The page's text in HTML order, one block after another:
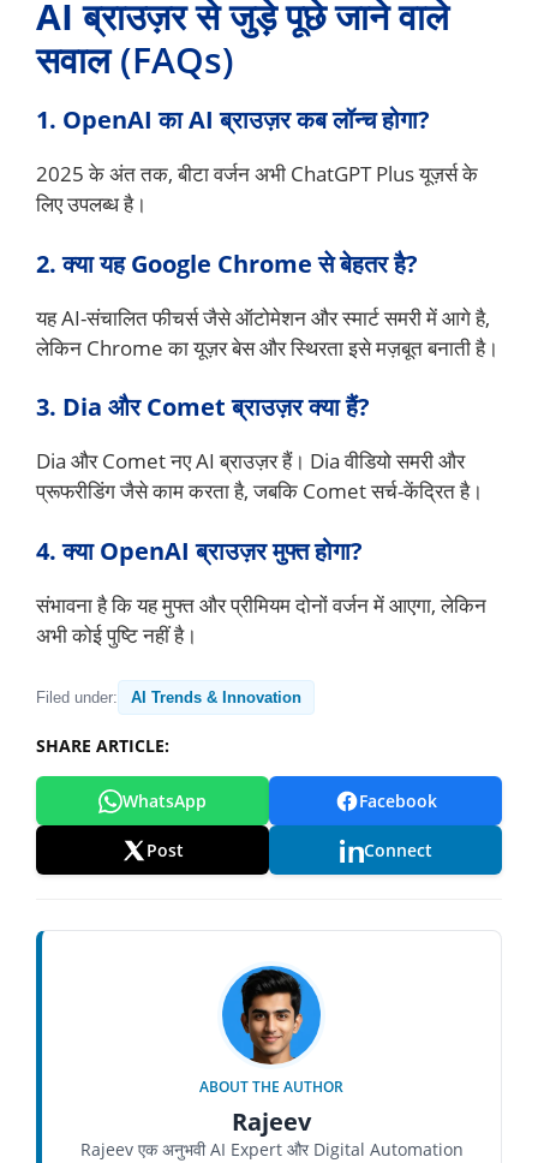
AI ब्राउज़र से जुड़ेपूछे जाने वाले
सवाल (FAQs)
1. OpenAI का AI ब्राउज़र कब लॉन्च होगा?
2025 के अंत तक, बीटा वर्जन अभी ChatGPT Plus यूज़र्स के
लिए उपलब्ध है।
2. क्या यह Google Chrome से बेहतर है?
यह AI-संचालित फीचर्स जैसे ऑटोमेशन और स्मार्ट समरी में आगे है,
लेकिन Chrome का यूज़र बेस और स्थिरता इसे मज़बूत बनाती है।
3. Dia और Comet ब्राउज़र क्या हैं?
Dia और Comet नए AI ब्राउज़र हैं। Dia वीडियो समरी और
प्रूफरीडिंग जैसे काम करता है, जबकि Comet सर्च-केंद्रित है।
4. क्या OpenAI ब्राउज़र मुफ्त होगा?
संभावना है कि यह मुफ्त और प्रीमियम दोनों वर्जन में आएगा, लेकिन
अभी कोई पुष्टि नहीं है।
Filed under: AI Trends & Innovation
SHARE ARTICLE:
WhatsApp Facebook
Post Connect
ABOUT THE AUTHOR
Rajeev
Rajeev एक अनुभवी AI Expert और Digital Automation